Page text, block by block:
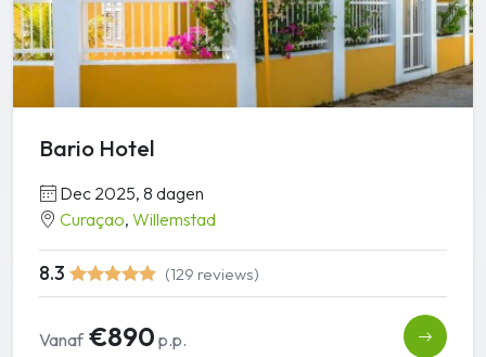
Bario Hotel
Dec 2025, 8 dagen
Curaçao, Willemstad
8.3 (129 reviews)
Vanaf€890 p.p.